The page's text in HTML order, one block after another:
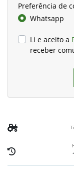
Preferência de
Whatsapp
Li e aceito a
receber